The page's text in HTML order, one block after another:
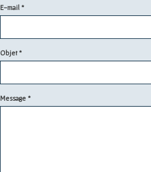
E-mail *
Objet*
Message *